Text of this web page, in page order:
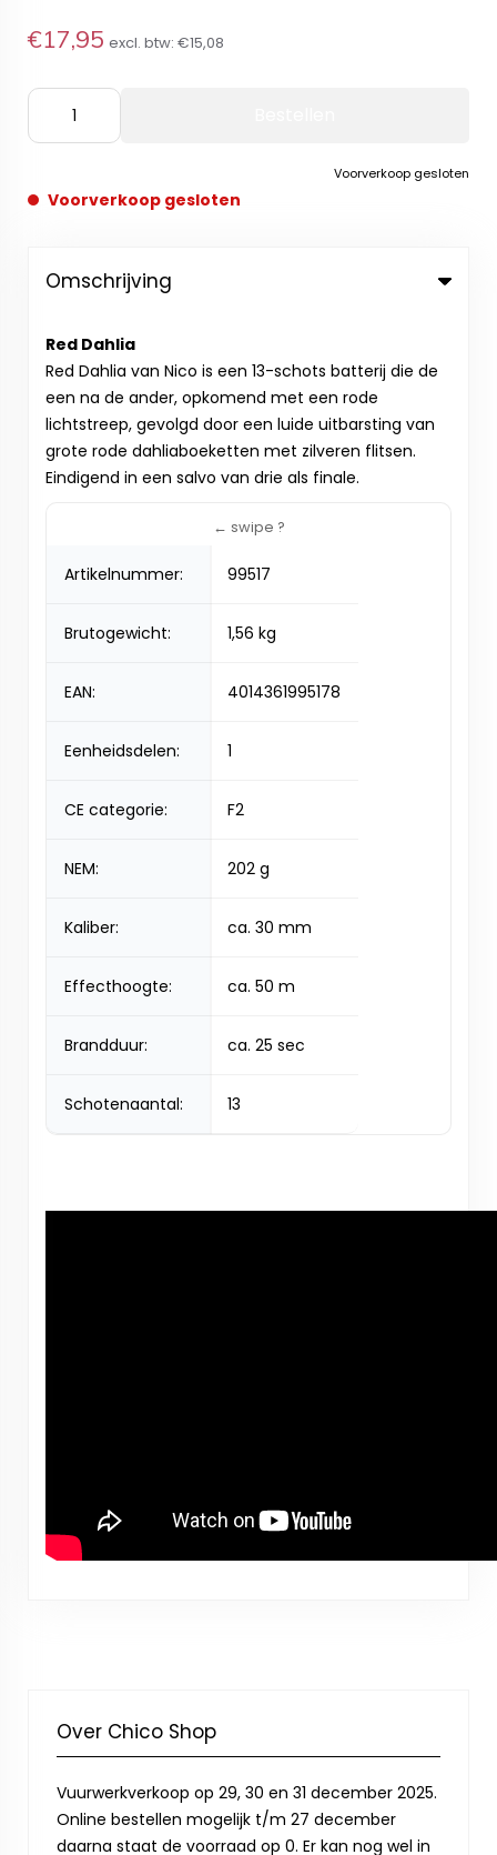
€17,95 excl. btw: €15,08
Voorverkoop gesloten
Voorverkoop gesloten
Omschrijving
Red Dahlia
Red Dahlia van Nico is een 13-schots batterij die de
een na de ander, opkomend met een rode
lichtstreep, gevolgd door een luide uitbarsting van
grote rode dahliaboeketten met zilveren flitsen.
Eindigend in een salvo van drie als finale.
Artikelnummer: 99517
Brutogewicht: 1,56 kg
EAN: 4014361995178
Eenheidsdelen: 1
CE categorie: F2
NEM: 202 g
Kaliber: ca. 30 mm
Effecthoogte: ca. 50 m
Brandduur: ca. 25 sec
Schotenaantal: 13
Over Chico Shop
Vuurwerkverkoop op 29, 30 en 31 december 2025.
Online bestellen mogelijk t/m 27 december
daarna staat de voorraad op 0. Er kan nog wel in